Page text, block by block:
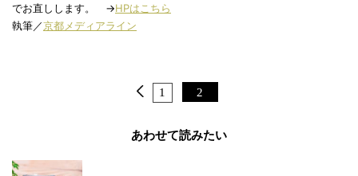
でお直しします。 →HPはこちら
執筆／京都メディアライン
1 2
あわせて読みたい